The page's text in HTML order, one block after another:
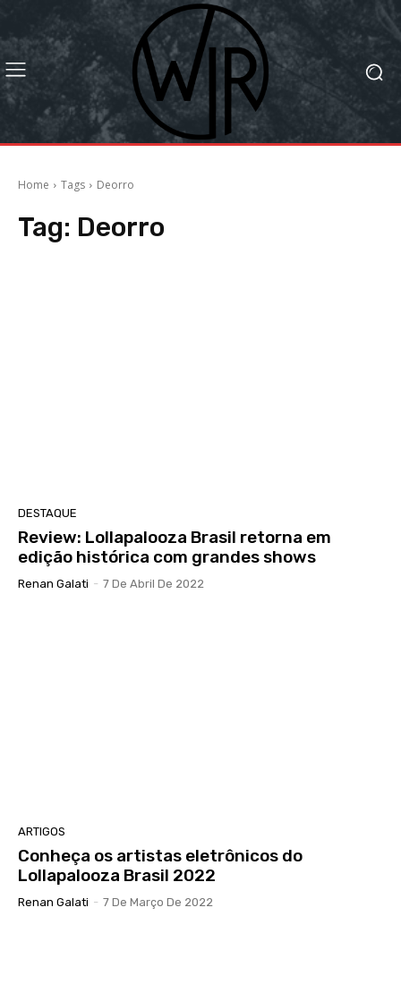
Home Tags Deorro
Tag: Deorro
DESTAQUE
Review: Lollapalooza Brasil retorna em
edição histórica com grandes shows
Renan Galati - 7 De Abril De 2022
ARTIGOS
Conheça os artistas eletrônicos do
Lollapalooza Brasil 2022
Renan Galati - 7 De Março De 2022